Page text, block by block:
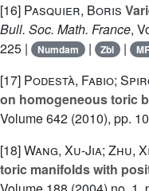
[16] Pasquier, Boris
Bull. Soc. Math. France,
225 |
Numdam | Zbl |
[17] Podestà, Fabio;
on homogeneous toric
Volume 642 (2010), pp.
[18]Wang, Xu-Jia; Zhu,
toric manifolds with